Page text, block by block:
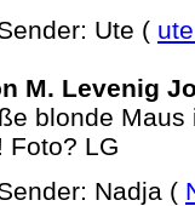
Ute (
M. Levenig
blonde Maus
Foto? LG
Nadja (